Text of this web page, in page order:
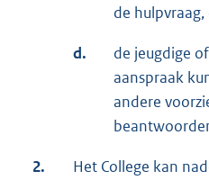
de hulpvraag,
d.
de jeugdige
aanspraak
andere
2.
Het College kan